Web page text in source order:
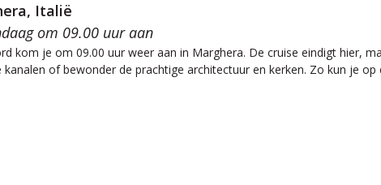
Italië
om 09.00 uur aan
kom je om 09.00 uur weer aan in Marghera. De cruise eindigt hier,
of bewonder de prachtige architectuur en kerken. Zo kun je